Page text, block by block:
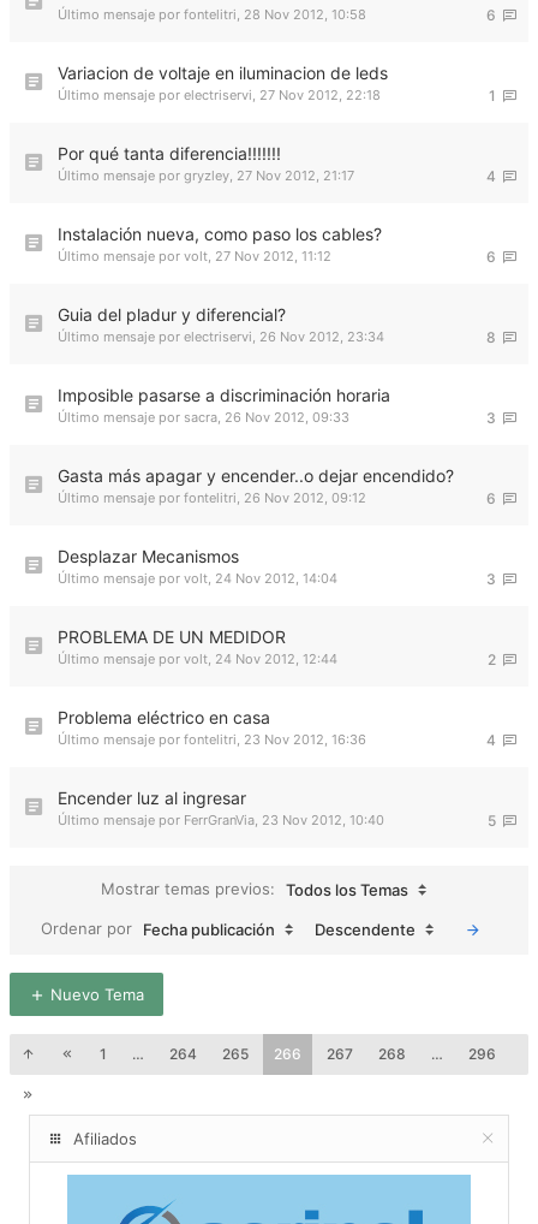
6
Último mensaje por fontelitri, 28 Nov 2012, 10:58
Variacion de voltaje en iluminacion de leds
1
Último mensaje por electriservi, 27 Nov 2012, 22:18
Por qué tanta diferencia!!!!!!!
4
Último mensaje por gryzley, 27 Nov 2012, 21:17
Instalación nueva, como paso los cables?
6
Último mensaje por volt, 27 Nov 2012, 11:12
Guia del pladur y diferencial?
8
Último mensaje por electriservi, 26 Nov 2012, 23:34
Imposible pasarse a discriminación horaria
3
Último mensaje por sacra, 26 Nov 2012, 09:33
Gasta más apagar y encender..o dejar encendido?
6
Último mensaje por fontelitri, 26 Nov 2012, 09:12
Desplazar Mecanismos
3
Último mensaje por volt, 24 Nov 2012, 14:04
PROBLEMA DE UN MEDIDOR
2
Último mensaje por volt, 24 Nov 2012, 12:44
Problema eléctrico en casa
4
Último mensaje por fontelitri, 23 Nov 2012, 16:36
Encender luz al ingresar
5
Último mensaje por FerrGranVia, 23 Nov 2012, 10:40
Mostrar temas previos:
Todos los Temas
Ordenar por
Fecha publicación Descendente
Nuevo Tema
1 … 264 265 266 267 268 … 296
Afiliados